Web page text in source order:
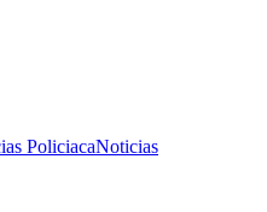
PoliciacaNoticias